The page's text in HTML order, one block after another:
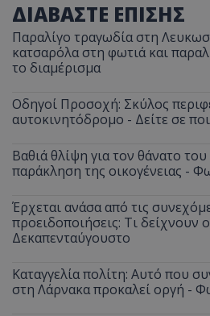
ΔΙΑΒΑΣΤΕ ΕΠΙΣΗΣ
Παραλίγο τραγωδία στη
κατσαρόλα στη φωτιά και
το διαμέρισμα
Οδηγοί Προσοχή: Σκύλος
αυτοκινητόδρομο - Δείτε σε
Βαθιά θλίψη για τον θάνατο
παράκληση της οικογένειας -
Έρχεται ανάσα από τις
προειδοποιήσεις: Τι δείχνουν
Δεκαπενταύγουστο
Καταγγελία πολίτη: Αυτό που
στη Λάρνακα προκαλεί οργή -